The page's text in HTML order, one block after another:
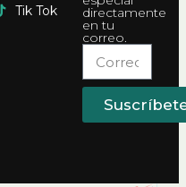
Tik Tok
directamente
en tu
correo.